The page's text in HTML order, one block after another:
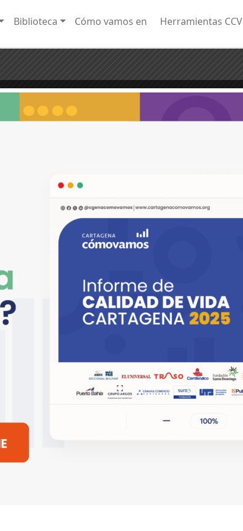
Biblioteca Cómo vamos en Herramientas CCV
y las principales ciudades capitales
de planeación, es conocer las necesidades de los habitantes y h [...]
¡20 años monitoreando los cambios en
la calidad de vida de los cartageneros y
cartageneras!
Copyright © 2018 - 2026 All rights reserved |EL UNIVERSAL